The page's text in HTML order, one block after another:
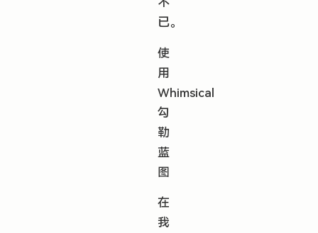
已。
使
用
Whimsical
勾
勒
蓝
图
在
我